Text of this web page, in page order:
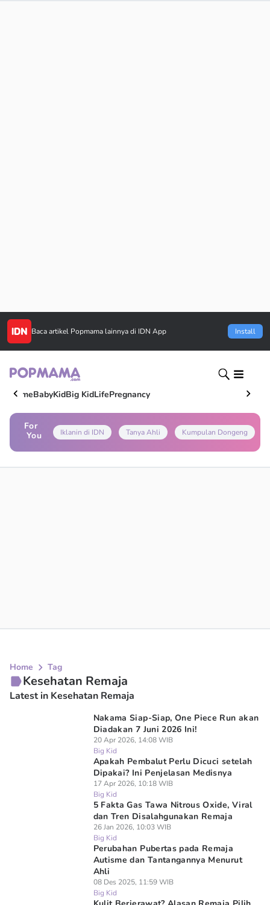
Baca artikel Popmama lainnya di IDN App Install
HomeBabyKidBig KidLifePregnancy
For
You
Iklanin di IDN Tanya Ahli Kumpulan Dongeng
Home Tag
Kesehatan Remaja
Latest in Kesehatan Remaja
Nakama Siap-Siap, One Piece Run akan
Diadakan 7 Juni 2026 Ini!
20 Apr 2026, 14:08 WIB
Big Kid
Apakah Pembalut Perlu Dicuci setelah
Dipakai? Ini Penjelasan Medisnya
17 Apr 2026, 10:18 WIB
Big Kid
5 Fakta Gas Tawa Nitrous Oxide, Viral
dan Tren Disalahgunakan Remaja
26 Jan 2026, 10:03 WIB
Big Kid
Perubahan Pubertas pada Remaja
Autisme dan Tantangannya Menurut
Ahli
08 Des 2025, 11:59 WIB
Big Kid